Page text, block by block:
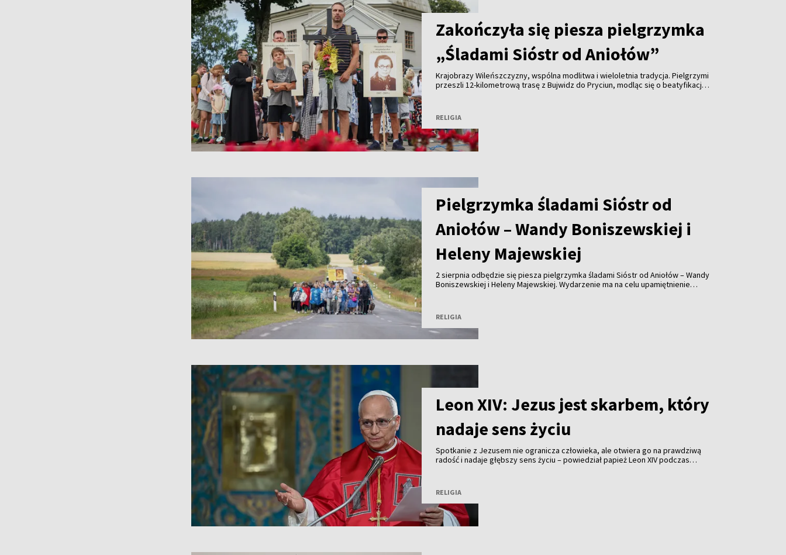
Zakończyła się piesza pielgrzymka
„Śladami Sióstr od Aniołów”
Krajobrazy Wileńszczyzny, wspólna modlitwa i wieloletnia tradycja. Pielgrzymi
przeszli 12-kilometrową trasę z Bujwidz do Pryciun, modląc się o beatyfikację
Pielgrzymom towarzyszył nasz fotoreporter Rafał Marcinkiewicz.
RELIGIA
Pielgrzymka śladami Sióstr od
Aniołów – Wandy Boniszewskiej i
Heleny Majewskiej
2 sierpnia odbędzie się piesza pielgrzymka śladami Sióstr od Aniołów – Wandy
Boniszewskiej i Heleny Majewskiej. Wydarzenie ma na celu upamiętnienie
RELIGIA
Leon XIV: Jezus jest skarbem, który
nadaje sens życiu
Spotkanie z Jezusem nie ogranicza człowieka, ale otwiera go na prawdziwą
radość i nadaje głębszy sens życiu – powiedział papież Leon XIV podczas
RELIGIA